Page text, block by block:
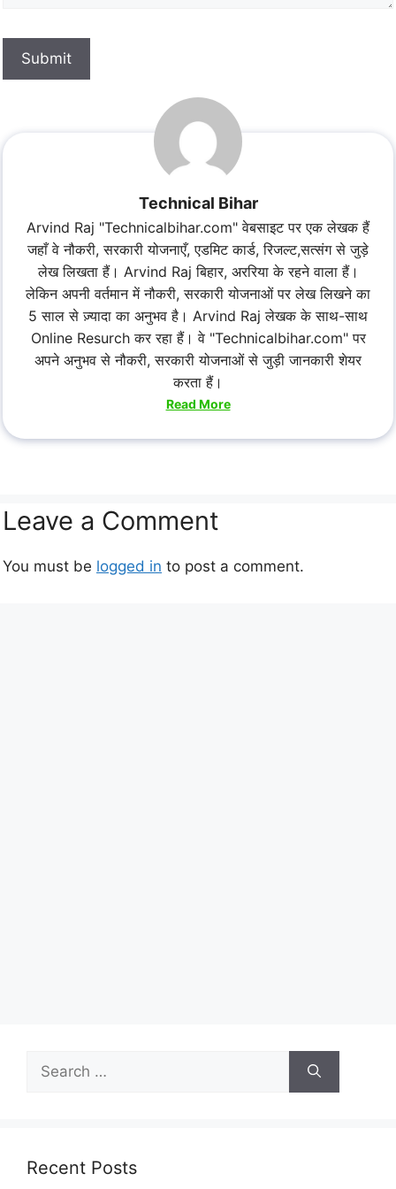
Submit
Technical Bihar
Arvind Raj "Technicalbihar.com" वेबसाइट पर एक लेखक हैं
जहाँ वे नौकरी, सरकारी योजनाएँ, एडमिट कार्ड, रिजल्ट,सत्संग से जुड़े
लेख लिखता हैं। Arvind Raj बिहार, अररिया के रहने वाला हैं।
लेकिन अपनी वर्तमान में नौकरी, सरकारी योजनाओं पर लेख लिखने का
5 साल से ज़्यादा का अनुभव है। Arvind Raj लेखक के साथ-साथ
Online Resurch कर रहा हैं। वे "Technicalbihar.com" पर
अपने अनुभव से नौकरी, सरकारी योजनाओं से जुड़ी जानकारी शेयर
करता हैं।
Read More
Leave a Comment
You must be logged in to post a comment.
Recent Posts